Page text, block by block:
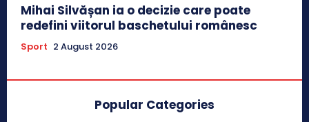
Mihai Silvășan ia o decizie care poate
redefini viitorul baschetului românesc
Sport 2 August 2026
Popular Categories